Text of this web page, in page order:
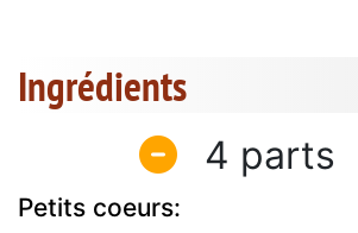
Ingrédients
4
Petits coeurs: